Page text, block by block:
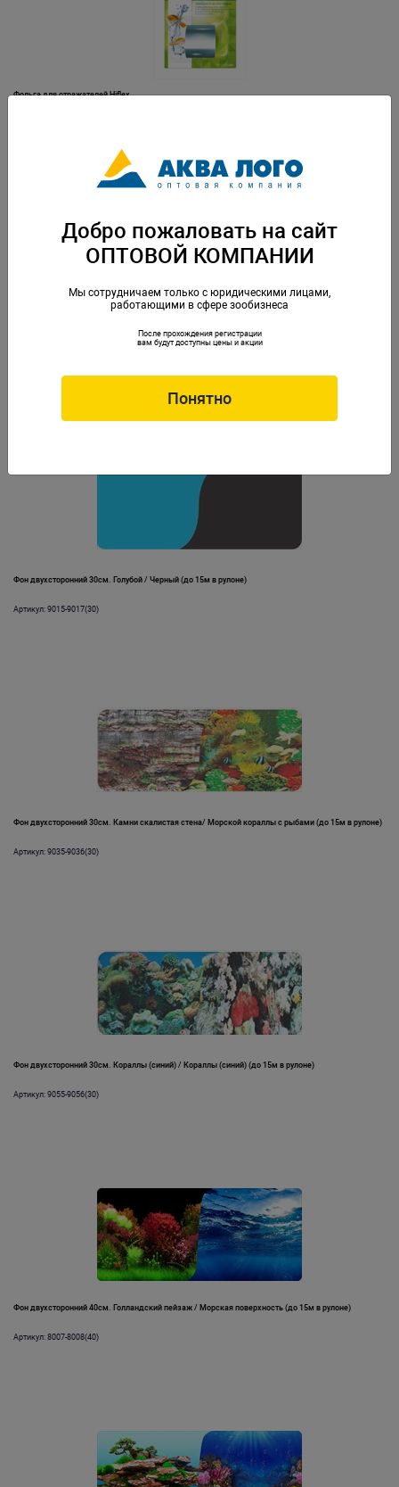
Фольга для отражателей Hiflex
Фон Растительный/Растительный 30см (7.5м)
Фон двухсторонний 30см. Голубой / Черный (до 15м в рулоне)
Артикул: 9015-9017(30)
Фон двухсторонний 30см. Камни скалистая стена/ Морской кораллы с рыбами (до 15м в рулоне)
Артикул: 9035-9036(30)
Фон двухсторонний 30см. Кораллы (синий) / Кораллы (синий) (до 15м в рулоне)
Артикул: 9055-9056(30)
Фон двухсторонний 40см. Голландский пейзаж / Морская поверхность (до 15м в рулоне)
Артикул: 8007-8008(40)
Добро пожаловать на сайт
ОПТОВОЙ КОМПАНИИ
Мы сотрудничаем только с юридическими лицами,
работающими в сфере зообизнеса
После прохождения регистрации
вам будут доступны цены и акции
Понятно